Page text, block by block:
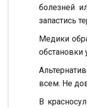
болезней
запастись
Медики
обстановки
всем. Не
В